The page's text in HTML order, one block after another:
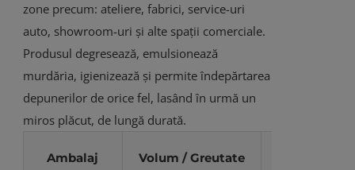
zone precum: ateliere, fabrici, service-uri
auto, showroom-uri și alte spații comerciale.
Produsul degresează, emulsionează
murdăria, igienizează și permite îndepărtarea
depunerilor de orice fel, lasând în urmă un
miros plăcut, de lungă durată.
Ambalaj Volum / Greutate